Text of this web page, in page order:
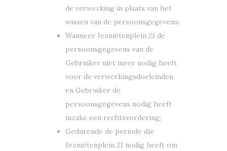
de verwerking in plaats van het
wissen van de persoonsgegevens;
Wanneer Jezuiëtenplein 21 de
persoonsgegevens van de
Gebruiker niet meer nodig heeft
voor de verwerkingsdoeleinden
en Gebruiker de
persoonsgegevens nodig heeft
inzake een rechtsvordering;
Gedurende de periode die
Jezuiëtenplein 21 nodig heeft om